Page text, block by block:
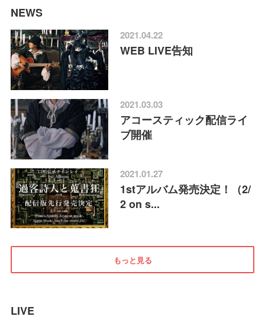
NEWS
2021.04.22
WEB LIVE告知
2021.03.03
アコースティック配信ライ
ブ開催
2021.01.27
1stアルバム発売決定！（2/
2 on s...
もっと見る
LIVE